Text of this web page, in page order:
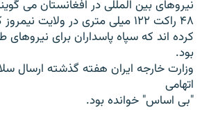
زبان‌های دیگر
نیروهای بین المللی در افغانستان می
۴۸ راکت ۱۲۲ میلی متری در ولایت
کرده اند که سپاه پاسداران برای نیروهای
بود.
وزارت خارجه ایران هفته گذشته ارسال
اتهامی
"بی اساس" خوانده بود.